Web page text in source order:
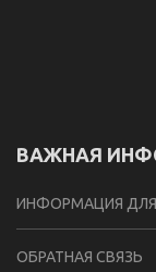
ВАЖНАЯ
ИНФОРМАЦИЯ
ОБРАТНАЯ СВЯЗЬ